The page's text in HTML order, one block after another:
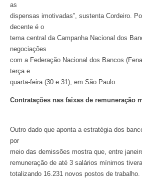
as
dispensas imotivadas”, sustenta Cordeiro.
decente é o
tema central da Campanha Nacional dos
negociações
com a Federação Nacional dos Bancos
terça e
quarta-feira (30 e 31), em São Paulo.
Contratações nas faixas de remuneração
Outro dado que aponta a estratégia dos
por
meio das demissões mostra que, entre
remuneração de até 3 salários mínimos
totalizando 16.231 novos postos de